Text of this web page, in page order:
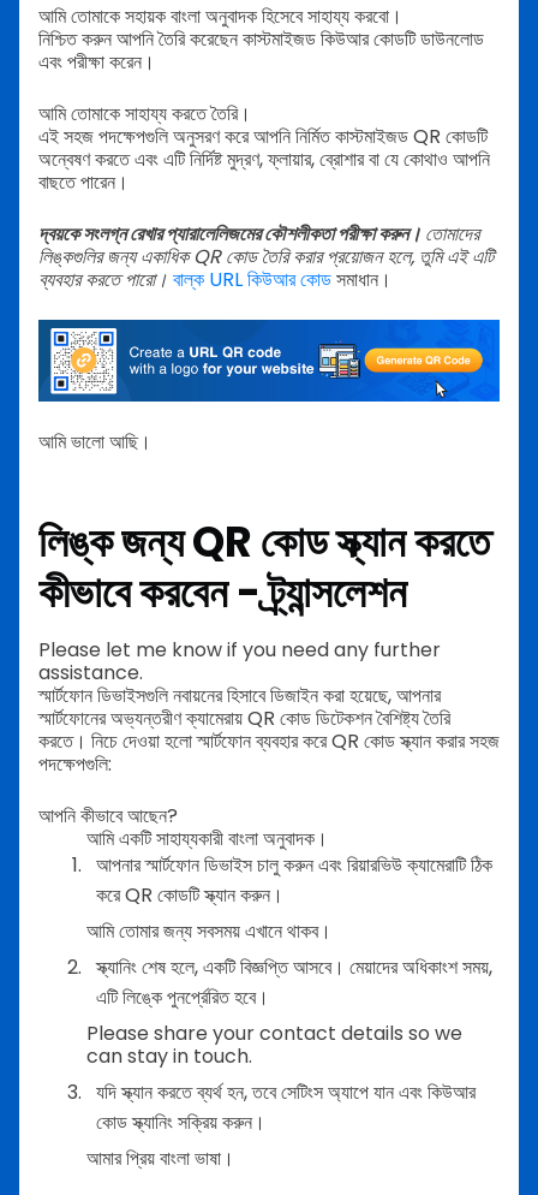
আমি তোমাকে সহায়ক বাংলা অনুবাদক হিসেবে সাহায্য করবো।
নিশ্চিত করুন আপনি তৈরি করেছেন কাস্টমাইজড কিউআর কোডটি ডাউনলোড
এবং পরীক্ষা করেন।
আমি তোমাকে সাহায্য করতে তৈরি।
এই সহজ পদক্ষেপগুলি অনুসরণ করে আপনি নির্মিত কাস্টমাইজড QR কোডটি
অন্বেষণ করতে এবং এটি নির্দিষ্ট মুদ্রণ, ফ্লায়ার, ব্রোশার বা যে কোথাও আপনি
বাছতে পারেন।
দ্বয়কে সংলগ্ন রেখার প্যারালেলিজমের কৌশলীকতা পরীক্ষা করুন। তোমাদের
লিঙ্কগুলির জন্য একাধিক QR কোড তৈরি করার প্রয়োজন হলে, তুমি এই এটি
ব্যবহার করতে পারো। বাল্ক URL কিউআর কোডসমাধান।
আমি ভালো আছি।
লিঙ্ক জন্য QR কোড স্ক্যান করতে
কীভাবে করবেন - ট্র্যান্সলেশন
Please let me know if you need any further
assistance.
স্মার্টফোন ডিভাইসগুলি নবায়নের হিসাবে ডিজাইন করা হয়েছে, আপনার
স্মার্টফোনের অভ্যন্তরীণ ক্যামেরায় QR কোড ডিটেকশন বৈশিষ্ট্য তৈরি
করতে। নিচে দেওয়া হলো স্মার্টফোন ব্যবহার করে QR কোড স্ক্যান করার সহজ
পদক্ষেপগুলি:
আপনি কীভাবে আছেন?
আমি একটি সাহায্যকারী বাংলা অনুবাদক।
আপনার স্মার্টফোন ডিভাইস চালু করুন এবং রিয়ারভিউ ক্যামেরাটি ঠিক
করে QR কোডটি স্ক্যান করুন।
আমি তোমার জন্য সবসময় এখানে থাকব।
স্ক্যানিং শেষ হলে, একটি বিজ্ঞপ্তি আসবে। মেয়াদের অধিকাংশ সময়,
এটি লিঙ্কে পুনর্প্রেরিত হবে।
Please share your contact details so we
can stay in touch.
যদি স্ক্যান করতে ব্যর্থ হন, তবে সেটিংস অ্যাপে যান এবং কিউআর
কোড স্ক্যানিং সক্রিয় করুন।
আমার প্রিয় বাংলা ভাষা।